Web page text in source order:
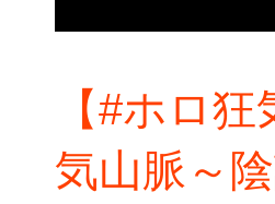
【#ホロ
気山脈～